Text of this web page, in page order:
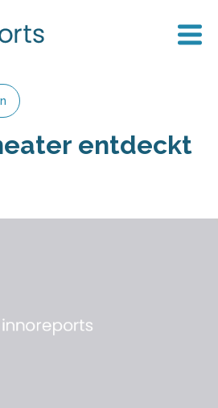
entdeckt